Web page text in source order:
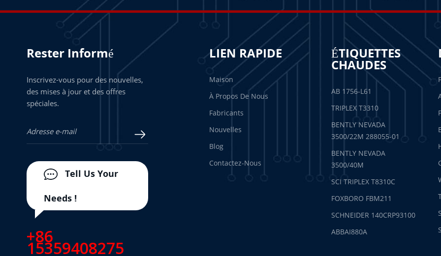
Rester Informé
Inscrivez-vous pour des nouvelles,
des mises à jour et des offres
spéciales.
Tell Us Your
Needs !
+86
15359408275
LIEN RAPIDE
Maison
À Propos De Nous
Fabricants
Nouvelles
Blog
Contactez-Nous
ÉTIQUETTES
CHAUDES
AB 1756-L61
TRIPLEX T3310
BENTLY NEVADA
3500/22M 288055-01
BENTLY NEVADA
3500/40M
SCI TRIPLEX T8310C
FOXBORO FBM211
SCHNEIDER 140CRP93100
ABBAI880A